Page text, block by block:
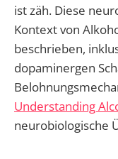
ist zäh. Diese
Kontext von
beschrieben,
dopaminergen
Understanding
neurobiologische